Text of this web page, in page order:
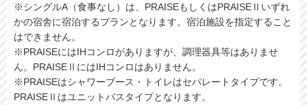
※シングルA（食事なし）は、PRAISEもしくはPRAISEⅡいずれ
かの宿舎に宿泊するプランとなります。宿泊施設を指定すること
はできません。
※PRAISEにはIHコンロがありますが、調理器具等はありませ
ん。PRAISEⅡにはIHコンロはありません。
※PRAISEはシャワーブース・トイレはセパレートタイプです。
PRAISEⅡはユニットバスタイプとなります。